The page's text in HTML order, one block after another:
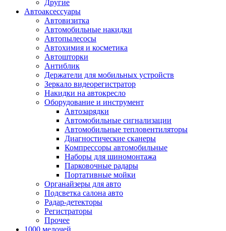
Другие
Автоаксессуары
Автовизитка
Автомобильные накидки
Автопылесосы
Автохимия и косметика
Автошторки
Антиблик
Держатели для мобильных устройств
Зеркало видеорегистратор
Накидки на автокресло
Оборудование и инструмент
Автозарядки
Автомобильные сигнализации
Автомобильные тепловентиляторы
Диагностические сканеры
Компрессоры автомобильные
Наборы для шиномонтажа
Парковочные радары
Портативные мойки
Органайзеры для авто
Подсветка салона авто
Радар-детекторы
Регистраторы
Прочее
1000 мелочей